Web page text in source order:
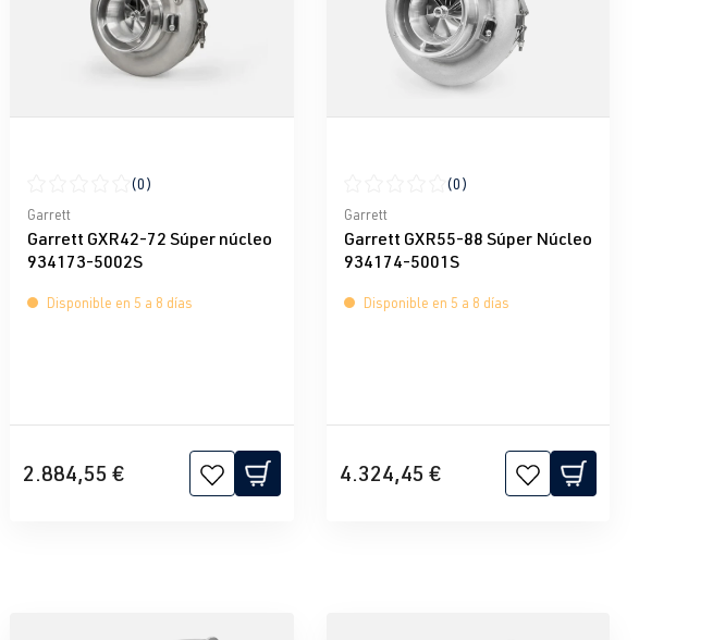
Calificación promedio de 0 de 5 estrellas
(0)
Garrett
Garrett GXR42-72 Súper núcleo
934173-5002S
Disponible en 5 a 8 días
2.884,55 €
Calificación promedio de 0 de 5 estrellas
(0)
Garrett
Garrett GXR55-88 Súper Núcleo
934174-5001S
Disponible en 5 a 8 días
4.324,45 €